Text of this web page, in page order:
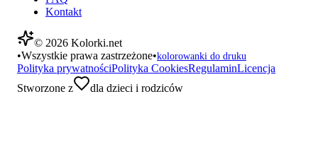
Kontakt
© 2026 Kolorki.net
•Wszystkie prawa zastrzeżone•kolorowanki do druku
Polityka prywatnościPolityka CookiesRegulaminLicencja
Stworzone z
dla dzieci i rodziców